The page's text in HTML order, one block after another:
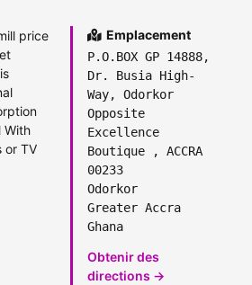
price
With
or TV
Emplacement
P.O.BOX GP 14888,
Dr. Busia High-
Way, Odorkor
Opposite
Excellence
Boutique , ACCRA
00233
Odorkor
Greater Accra
Ghana
Obtenir des
directions →